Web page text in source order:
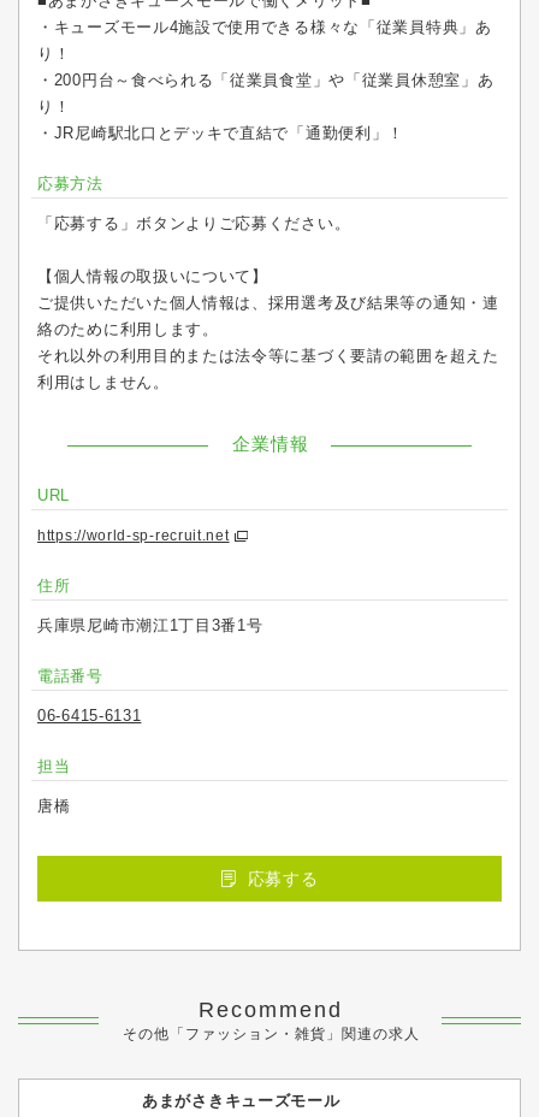
・キューズモール4施設で使用できる様々な「従業員特典」あ
り！
・200円台～食べられる「従業員食堂」や「従業員休憩室」あ
り！
・JR尼崎駅北口とデッキで直結で「通勤便利」！
応募方法
「応募する」ボタンよりご応募ください。
【個人情報の取扱いについて】
ご提供いただいた個人情報は、採用選考及び結果等の通知・連
絡のために利用します。
それ以外の利用目的または法令等に基づく要請の範囲を超えた
利用はしません。
企業情報
URL
https://world-sp-recruit.net
住所
兵庫県尼崎市潮江1丁目3番1号
電話番号
06-6415-6131
担当
唐橋
応募する
Recommend
その他「ファッション・雑貨」関連の求人
あまがさきキューズモール